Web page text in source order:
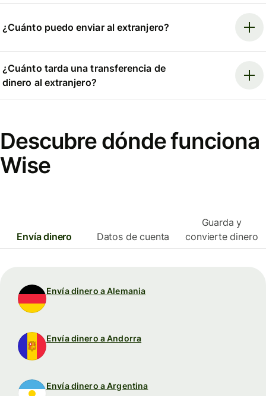
¿Cuánto puedo enviar al extranjero?
¿Cuánto tarda una transferencia de
dinero al extranjero?
Descubre dónde funciona
Wise
Envía dinero Datos de cuenta
Guarda y
convierte dinero
Envía dinero a Alemania
Envía dinero a Andorra
Envía dinero a Argentina